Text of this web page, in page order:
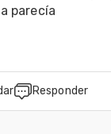
parecía
Responder